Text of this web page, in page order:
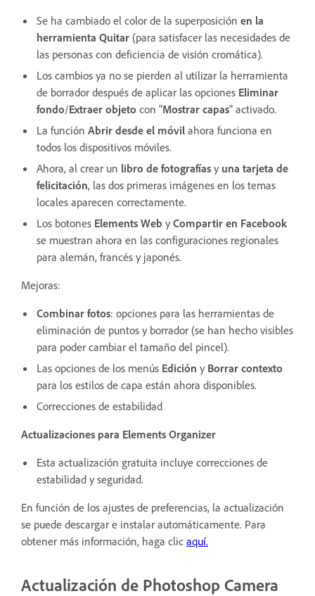
Se ha cambiado el color de la superposición en la
herramienta Quitar (para satisfacer las necesidades de
las personas con deficiencia de visión cromática).
Los cambios ya no se pierden al utilizar la herramienta
de borrador después de aplicar las opciones Eliminar
fondo/Extraer objeto con "Mostrar capas" activado.
La función Abrir desde el móvil ahora funciona en
todos los dispositivos móviles.
Ahora, al crear un libro de fotografías y una tarjeta de
felicitación, las dos primeras imágenes en los temas
locales aparecen correctamente.
Los botones Elements Web y Compartir en Facebook
se muestran ahora en las configuraciones regionales
para alemán, francés y japonés.
Mejoras:
Combinar fotos: opciones para las herramientas de
eliminación de puntos y borrador (se han hecho visibles
para poder cambiar el tamaño del pincel).
Las opciones de los menús Edición y Borrar contexto
para los estilos de capa están ahora disponibles.
Correcciones de estabilidad
Actualizaciones para Elements Organizer
Esta actualización gratuita incluye correcciones de
estabilidad y seguridad.
En función de los ajustes de preferencias, la actualización
se puede descargar e instalar automáticamente. Para
obtener más información, haga clic aquí.
Actualización de Photoshop Camera